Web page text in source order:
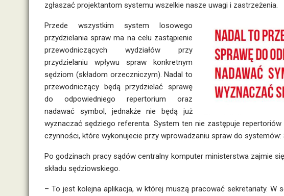
zgłaszać projektantom systemu wszelkie nasze uwagi i zastrzeżenia.
Przede wszystkim system losowego
przydzielania spraw ma na celu zastąpienie
przewodniczących wydziałów przy
przydzielaniu wpływu spraw konkretnym
sędziom (składom orzeczniczym). Nadal to
przewodniczący będą przydzielać sprawę
do odpowiedniego repertorium oraz
nadawać symbol, jednakże nie będą już
wyznaczać sędziego referenta. System ten nie zastępuje
czynności, które wykonujecie przy wprowadzaniu spraw do systemów:
Po godzinach pracy sądów centralny komputer ministerstwa zajmie
składu sędziowskiego.
– To jest kolejna aplikacja, w której muszą pracować sekretariaty. W